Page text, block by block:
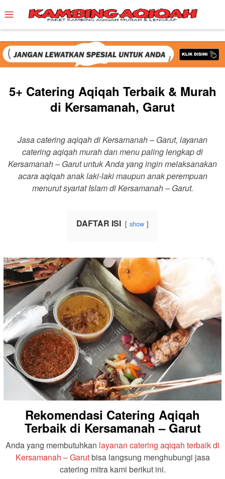
to
content
Mobile
Menu
5+ Catering Aqiqah Terbaik & Murah
di Kersamanah, Garut
Jasa catering aqiqah di Kersamanah – Garut, layanan
catering aqiqah murah dan menu paling lengkap di
Kersamanah – Garut untuk Anda yang ingin melaksanakan
acara aqiqah anak laki-laki maupun anak perempuan
menurut syariat Islam di Kersamanah – Garut.
DAFTAR ISI show
Rekomendasi Catering Aqiqah
Terbaik di Kersamanah – Garut
Anda yang membutuhkan layanan catering aqiqah terbaik di
Kersamanah – Garutbisa langsung menghubungi jasa
catering mitra kami berikut ini.